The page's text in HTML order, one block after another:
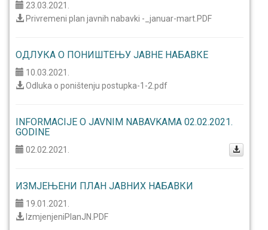
23.03.2021.
Privremeni plan javnih nabavki -_januar-mart.PDF
ОДЛУКА О ПОНИШТЕЊУ ЈАВНЕ НАБАВКЕ
10.03.2021.
Odluka o poništenju postupka-1-2.pdf
INFORMACIJE O JAVNIM NABAVKAMA 02.02.2021.
GODINE
02.02.2021.
ИЗМЈЕЊЕНИ ПЛАН ЈАВНИХ НАБАВКИ
19.01.2021.
IzmjenjeniPlanJN.PDF